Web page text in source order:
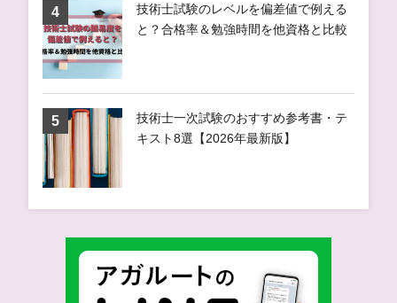
技術士試験のレベルを偏差値で例える
と？合格率＆勉強時間を他資格と比較
技術士一次試験のおすすめ参考書・テ
キスト8選【2026年最新版】